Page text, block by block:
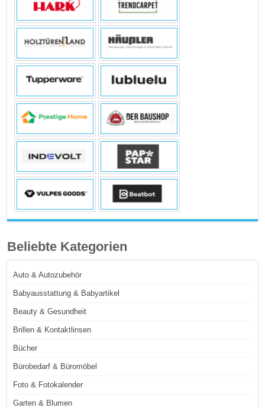
Beliebte Kategorien
Auto & Autozubehör
Babyausstattung & Babyartikel
Beauty & Gesundheit
Brillen & Kontaktlinsen
Bücher
Bürobedarf & Büromöbel
Foto & Fotokalender
Garten & Blumen